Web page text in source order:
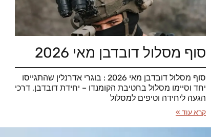
סוף מסלול דובדבן מאי 2026
סוף מסלול דובדבן מאי 2026 : בוגרי אדרנלין שהתגייסו
יחד וסיימו מסלול בחטיבת הקומנדו – יחידת דובדבן, דרכי
הגעה ליחידה וטיפים למסלול
קרא עוד »